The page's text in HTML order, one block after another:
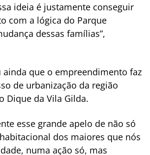
ideia é justamente conseguir
com a lógica do Parque
dessas famílias”,
ainda que o empreendimento faz
de urbanização da região
Dique da Vila Gilda.
esse grande apelo de não só
dos maiores que nós
numa ação só, mas